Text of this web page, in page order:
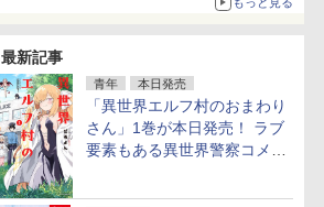
最新記事
青年 本日発売
「異世界エルフ村のおまわり
さん」1巻が本日発売！ ラブ
要素もある異世界警察コメデ